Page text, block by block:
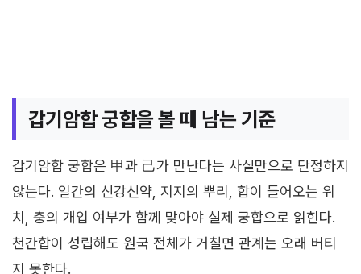
갑기암합 궁합을 볼 때 남는 기준
갑기암합 궁합은 甲과 己가 만난다는 사실만으로 단정하지
않는다. 일간의 신강신약, 지지의 뿌리, 합이 들어오는 위
치, 충의 개입 여부가 함께 맞아야 실제 궁합으로 읽힌다.
천간합이 성립해도 원국 전체가 거칠면 관계는 오래 버티
지 못한다.